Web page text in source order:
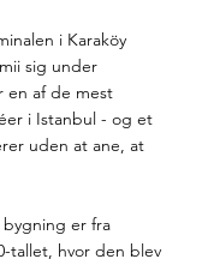
i Karaköy
sig under
en af de mest
i Istanbul - og et
uden at ane, at
er fra
tallet, hvor den blev